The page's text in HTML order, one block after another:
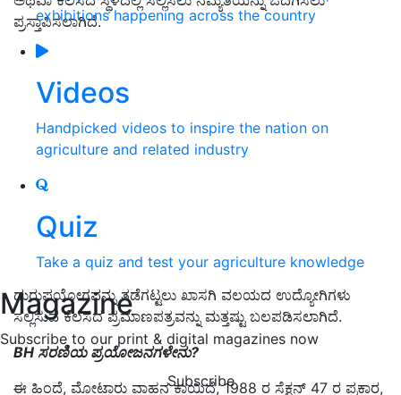
exhibitions happening across the country
Videos
Handpicked videos to inspire the nation on
agriculture and related industry
Quiz
Take a quiz and test your agriculture knowledge
Magazine
Subscribe to our print & digital magazines now
Subscribe
ಪ್ರಸ್ತಾಪಿಸಲಾಗಿದೆ.
ದುರುಪಯೋಗವನ್ನು ತಡೆಗಟ್ಟಲು ಖಾಸಗಿ ವಲಯದ ಉದ್ಯೋಗಿಗಳು
ಸಲ್ಲಿಸುವ ಕೆಲಸದ ಪ್ರಮಾಣಪತ್ರವನ್ನು ಮತ್ತಷ್ಟು ಬಲಪಡಿಸಲಾಗಿದೆ.
BH ಸರಣಿಯ ಪ್ರಯೋಜನಗಳೇನು?
ಈ ಹಿಂದೆ, ಮೋಟಾರು ವಾಹನ ಕಾಯಿದೆ, 1988 ರ ಸೆಕ್ಷನ್ 47 ರ ಪ್ರಕಾರ,